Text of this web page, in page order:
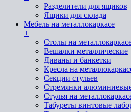
Разделители для ящиков
Ящики для склада
Мебель на металлокаркасе
+
Cтолы на
Вешалки металлические
Диваны и банкетки
Кресла на
Секции стульев
Стремянки
Стулья на
Табуреты винтовые